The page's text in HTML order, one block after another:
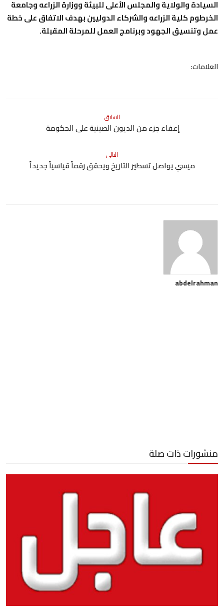
السيادة والولاية والمجلس الأعلى للبيئة ووزارة الزراعه وجامعة
الخرطوم كلية الزراعه والشركاء الدوليين بهدف الاتفاق على خطة
عمل وتنسيق الجهود وبرنامج العمل للمرحلة المقبلة.
العلامات:
السابق
إعفاء جزء من الديون الصينية على الحكومة
التالي
ميسي يواصل تسطير التاريخ ويحقق رقماً قياسياً جديداً
abdelrahman
منشورات ذات صلة